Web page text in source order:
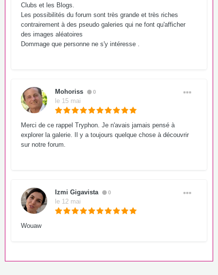
Clubs et les Blogs.
Les possibilités du forum sont très grande et très riches
contrairement à des pseudo galeries qui ne font qu'afficher
des images aléatoires
Dommage que personne ne s'y intéresse .
Mohoriss 0
le 15 mai
Merci de ce rappel Tryphon. Je n'avais jamais pensé à
explorer la galerie. Il y a toujours quelque chose à découvrir
sur notre forum.
Izmi Gigavista 0
le 12 mai
Wouaw